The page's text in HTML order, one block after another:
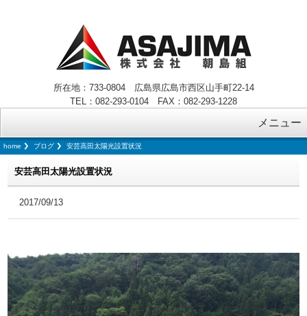
所在地：733-0804 広島県広島市西区山手町22-14
TEL：082-293-0104 FAX：082-293-1228
メニュー
home ブログ 安芸高田太陽光設置状況
安芸高田太陽光設置状況
2017/09/13